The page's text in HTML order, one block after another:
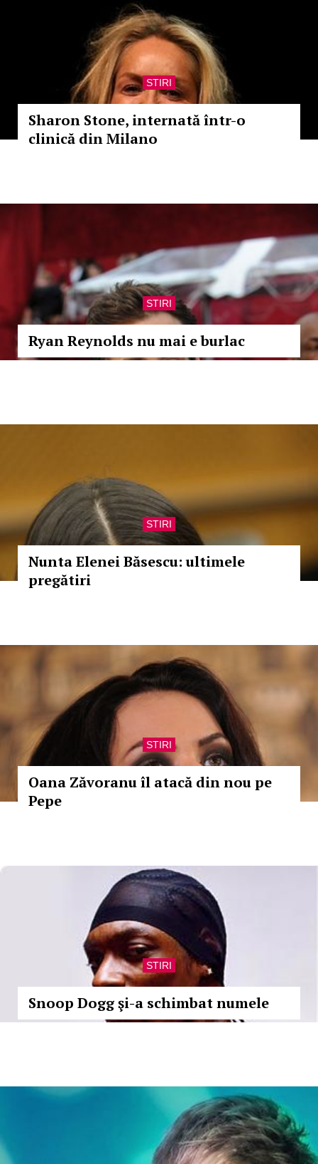
STIRI
Sharon Stone, internată într-o
clinică din Milano
STIRI
Ryan Reynolds nu mai e burlac
STIRI
Nunta Elenei Băsescu: ultimele
pregătiri
STIRI
Oana Zăvoranu îl atacă din nou pe
Pepe
STIRI
Snoop Dogg şi-a schimbat numele